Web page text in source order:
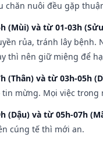
chăn nuôi đều gặp
(Mùi) và từ 01-03h
rủa, tránh lây bệnh.
thì nên giữ miệng để
(Thân) và từ 03h-05h
tin mừng. Mọi việc
(Dậu) và từ 05h-07h
cúng tế thì mới an.